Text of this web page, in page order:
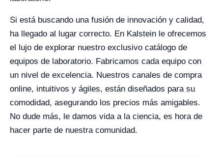
Si está buscando una fusión de innovación y calidad,
ha llegado al lugar correcto. En Kalstein le ofrecemos
el lujo de explorar nuestro exclusivo catálogo de
equipos de laboratorio. Fabricamos cada equipo con
un nivel de excelencia. Nuestros canales de compra
online, intuitivos y ágiles, están diseñados para su
comodidad, asegurando los precios más amigables.
No dude más, le damos vida a la ciencia, es hora de
hacer parte de nuestra comunidad.